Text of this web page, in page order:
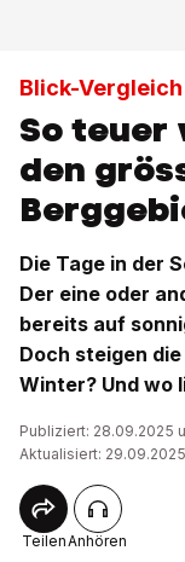
Blick-
So teuer
den
Die Tage in der
Der eine oder
bereits auf
Doch steigen
Winter? Und wo
Publiziert: 28.09.2025
Aktualisiert:
TeilenAnhören